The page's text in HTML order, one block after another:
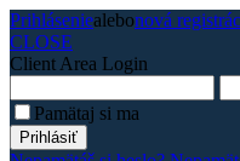
Prihláseniealebonová
CLOSE
Client Area Login
Pamätaj si ma